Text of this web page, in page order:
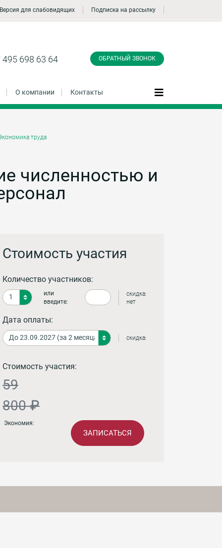
Версия для слабовидящих Подписка на рассылку
495 698 63 64 ОБРАТНЫЙ ЗВОНОК
О компании Контакты
труда
численностью и
Стоимость участия
Количество участников:
или
введите:
скидка:
нет
Дата оплаты:
скидка:
Стоимость участия:
59
800 ₽
Экономия:
ЗАПИСАТЬСЯ
звонок